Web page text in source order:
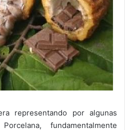
representando por algunas
fundamentalmente